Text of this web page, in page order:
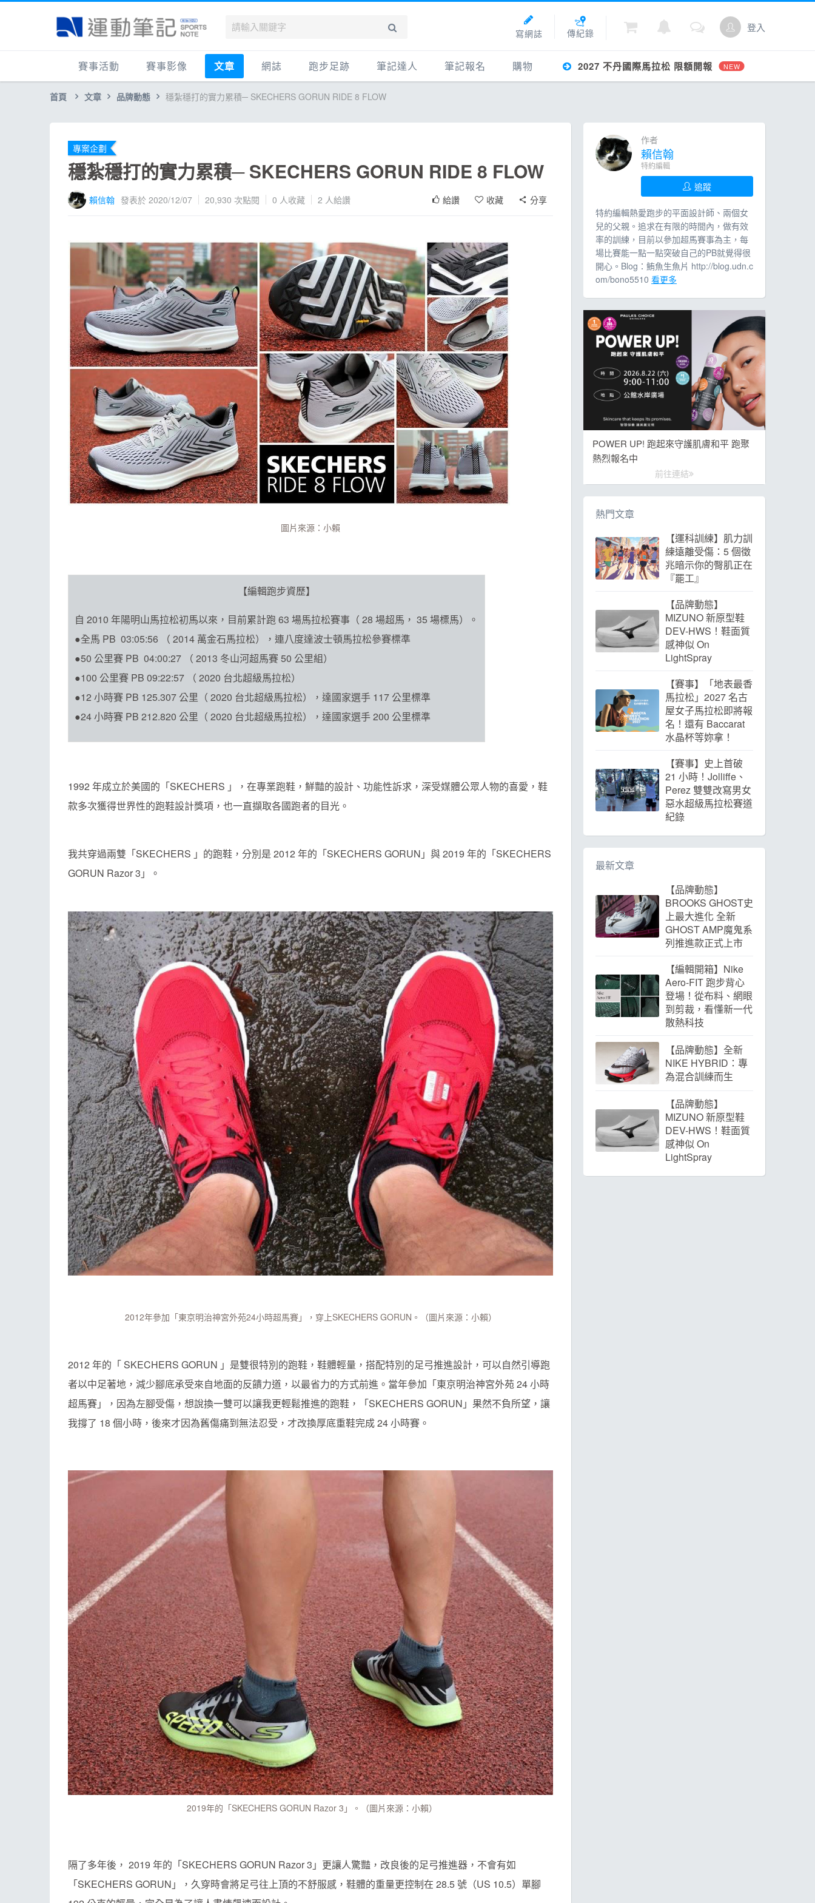
寫網誌 傳紀錄 登入
賽事活動
國內
國外
跟著筆記跑
健康品牌風雲賞
賽事影像
賽事影音相簿
跑步好影片
文章
品牌動態
運動賽事
人物故事
健康生活
話題
ESG
網誌
最新網誌
品牌動態
跑鞋專區
運科訓練
活動旅遊
話題
ESG
其它
跑步足跡
紀錄
路線
每日照片
筆記達人
筆記達人
跑者資料庫
筆記報名 購物
點數商城
2027 不丹國際馬拉松 限額開報 NEW
首頁 文章 品牌動態 穩紮穩打的實力累積─ SKECHERS GORUN RIDE 8 FLOW
專案企劃
穩紮穩打的實力累積─ SKECHERS GORUN RIDE 8 FLOW
賴信翰 發表於 2020/12/07 20,930 次點閱 0 人收藏 2 人給讚 給讚 收藏 分享
圖片來源：小賴
【編輯跑步資歷】
自 2010 年陽明山馬拉松初馬以來，目前累計跑 63 場馬拉松賽事（ 28 場超馬， 35 場標馬）。
●全馬 PB 03:05:56 （ 2014 萬金石馬拉松），連八度達波士頓馬拉松參賽標準
●50 公里賽 PB 04:00:27 （ 2013 冬山河超馬賽 50 公里組）
●100 公里賽 PB 09:22:57 （ 2020 台北超級馬拉松）
●12 小時賽 PB 125.307 公里（ 2020 台北超級馬拉松），達國家選手 117 公里標準
●24 小時賽 PB 212.820 公里（ 2020 台北超級馬拉松），達國家選手 200 公里標準
1992 年成立於美國的「SKECHERS 」，在專業跑鞋，鮮豔的設計、功能性訴求，深受媒體公眾人物的喜愛，鞋
款多次獲得世界性的跑鞋設計獎項，也一直擷取各國跑者的目光。
我共穿過兩雙「SKECHERS 」的跑鞋，分別是 2012 年的「SKECHERS GORUN」與 2019 年的「SKECHERS
GORUN Razor 3」。
2012年參加「東京明治神宮外苑24小時超馬賽」，穿上SKECHERS GORUN。（圖片來源：小賴）
2012 年的「 SKECHERS GORUN 」是雙很特別的跑鞋，鞋體輕量，搭配特別的足弓推進設計，可以自然引導跑
者以中足著地，減少腳底承受來自地面的反饋力道，以最省力的方式前進。當年參加「東京明治神宮外苑 24 小時
超馬賽」，因為左腳受傷，想說換一雙可以讓我更輕鬆推進的跑鞋，「SKECHERS GORUN」果然不負所望，讓
我撐了 18 個小時，後來才因為舊傷痛到無法忍受，才改換厚底重鞋完成 24 小時賽。
2019年的「SKECHERS GORUN Razor 3」。（圖片來源：小賴）
隔了多年後， 2019 年的「SKECHERS GORUN Razor 3」更讓人驚豔，改良後的足弓推進器，不會有如
「SKECHERS GORUN」，久穿時會將足弓往上頂的不舒服感，鞋體的重量更控制在 28.5 號（US 10.5）單腳
作者
賴信翰
特約編輯
追蹤
特約編輯熱愛跑步的平面設計師、兩個女
兒的父親。追求在有限的時間內，做有效
率的訓練，目前以參加超馬賽事為主，每
場比賽能一點一點突破自己的PB就覺得很
開心。Blog：鮪魚生魚片 http://blog.udn.c
om/bono5510 看更多
POWER UP! 跑起來守護肌膚和平 跑聚
熱烈報名中
前往連結
熱門文章
【運科訓練】肌力訓
練遠離受傷：5 個徵
兆暗示你的臀肌正在
『罷工』
【品牌動態】
MIZUNO 新原型鞋
DEV-HWS！鞋面質
感神似 On
LightSpray
【賽事】「地表最香
馬拉松」2027 名古
屋女子馬拉松即將報
名！還有 Baccarat
水晶杯等妳拿！
【賽事】史上首破
21 小時！Jolliffe、
Perez 雙雙改寫男女
惡水超級馬拉松賽道
紀錄
最新文章
【品牌動態】
BROOKS GHOST史
上最大進化 全新
GHOST AMP魔鬼系
列推進款正式上市
【編輯開箱】Nike
Aero-FIT 跑步背心
登場！從布料、網眼
到剪裁，看懂新一代
散熱科技
【品牌動態】全新
NIKE HYBRID：專
為混合訓練而生
【品牌動態】
MIZUNO 新原型鞋
DEV-HWS！鞋面質
感神似 On
LightSpray